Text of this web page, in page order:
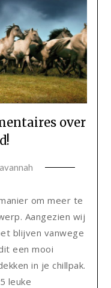
over
om meer te
Aangezien wij
blijven vanwege
een mooi
in je chillpak.
leuke